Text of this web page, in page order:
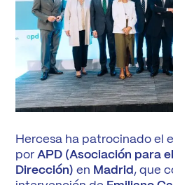
Hercesa ha patrocinado el
por APD (Asociación para
Dirección) en Madrid , que